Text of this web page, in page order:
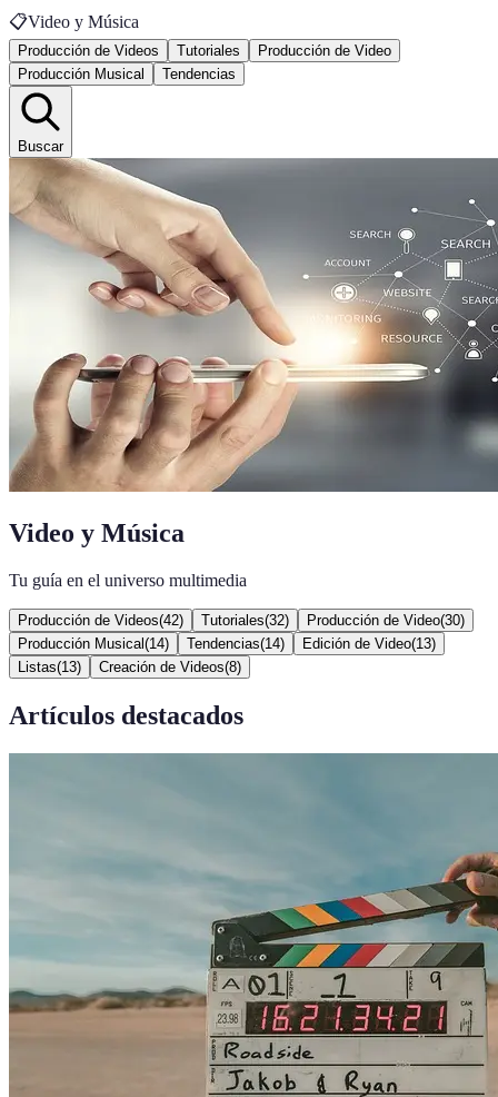
📋Video y Música
Producción de Videos Tutoriales
Producción de Video
Producción Musical
Tendencias
Buscar
Video y Música
Tu guía en el universo multimedia
Producción de Videos(42) Tutoriales(32) Producción de Video(30)
Producción Musical (14) Tendencias(14) Edición de Video(13)
Listas(13) Creación de Videos(8)
Artículos destacados